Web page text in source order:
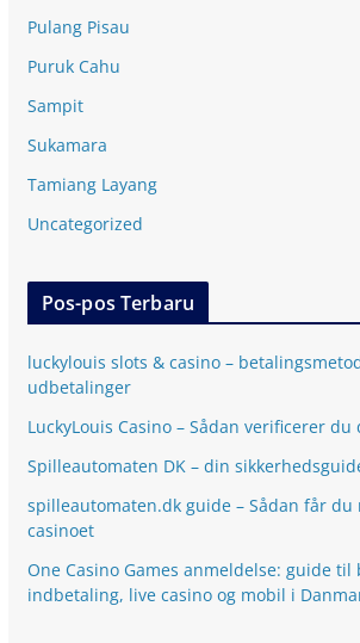
Pulang Pisau
Puruk Cahu
Sampit
Sukamara
Tamiang Layang
Uncategorized
Pos-pos Terbaru
luckylouis slots & casino –
udbetalinger
LuckyLouis Casino – Sådan verificerer du
Spilleautomaten DK – din
spilleautomaten.dk guide – Sådan får du
casinoet
One Casino Games anmeldelse: guide til
indbetaling, live casino og mobil i